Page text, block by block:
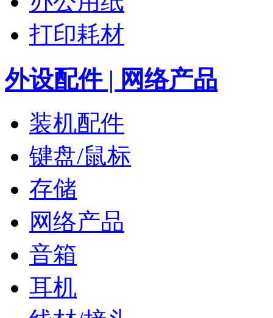
打印耗材
外设配件 | 网络产品
装机配件
键盘/鼠标
存储
网络产品
音箱
耳机